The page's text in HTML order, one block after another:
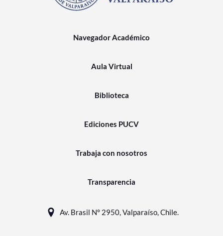
Navegador Académico
Aula Virtual
Biblioteca
Ediciones PUCV
Trabaja con nosotros
Transparencia
Av. Brasil N° 2950, Valparaíso, Chile.